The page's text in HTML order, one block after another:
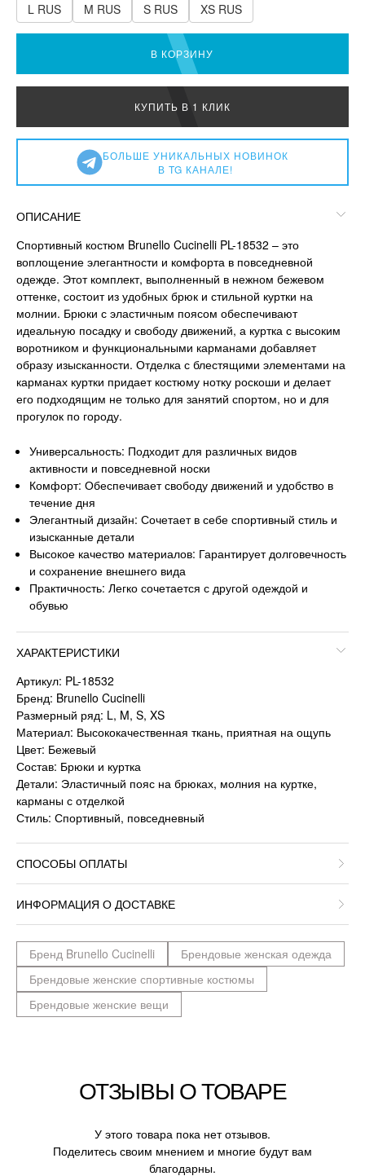
L RUS M RUS S RUS XS RUS
В КОРЗИНУ
КУПИТЬ В 1 КЛИК
БОЛЬШЕ УНИКАЛЬНЫХ НОВИНОК
В TG КАНАЛЕ!
ОПИСАНИЕ
Спортивный костюм Brunello Cucinelli PL-18532 – это
воплощение элегантности и комфорта в повседневной
одежде. Этот комплект, выполненный в нежном бежевом
оттенке, состоит из удобных брюк и стильной куртки на
молнии. Брюки с эластичным поясом обеспечивают
идеальную посадку и свободу движений, а куртка с высоким
воротником и функциональными карманами добавляет
образу изысканности. Отделка с блестящими элементами на
карманах куртки придает костюму нотку роскоши и делает
его подходящим не только для занятий спортом, но и для
прогулок по городу.
Универсальность: Подходит для различных видов
активности и повседневной носки
Комфорт: Обеспечивает свободу движений и удобство в
течение дня
Элегантный дизайн: Сочетает в себе спортивный стиль и
изысканные детали
Высокое качество материалов: Гарантирует долговечность
и сохранение внешнего вида
Практичность: Легко сочетается с другой одеждой и
обувью
ХАРАКТЕРИСТИКИ
Артикул: PL-18532
Бренд: Brunello Cucinelli
Размерный ряд: L, M, S, XS
Материал: Высококачественная ткань, приятная на ощупь
Цвет: Бежевый
Состав: Брюки и куртка
Детали: Эластичный пояс на брюках, молния на куртке,
карманы с отделкой
Стиль: Спортивный, повседневный
СПОСОБЫ ОПЛАТЫ
ИНФОРМАЦИЯ О ДОСТАВКЕ
Бренд Brunello Cucinelli
Брендовые женская одежда
Брендовые женские спортивные костюмы
Брендовые женские вещи
ОТЗЫВЫ О ТОВАРЕ
У этого товара пока нет отзывов.
Поделитесь своим мнением и многие будут вам
благодарны.